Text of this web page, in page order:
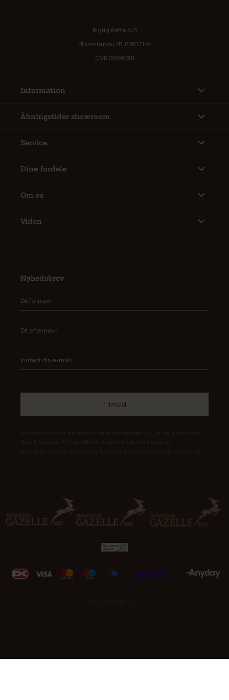
Rigtig Kaffe A/S
Blomstervej 2B, 8381 Tilst
CVR 26556651
Information
Åbningstider showroom
Service
Dine fordele
Om os
Viden
Nyhedsbrev